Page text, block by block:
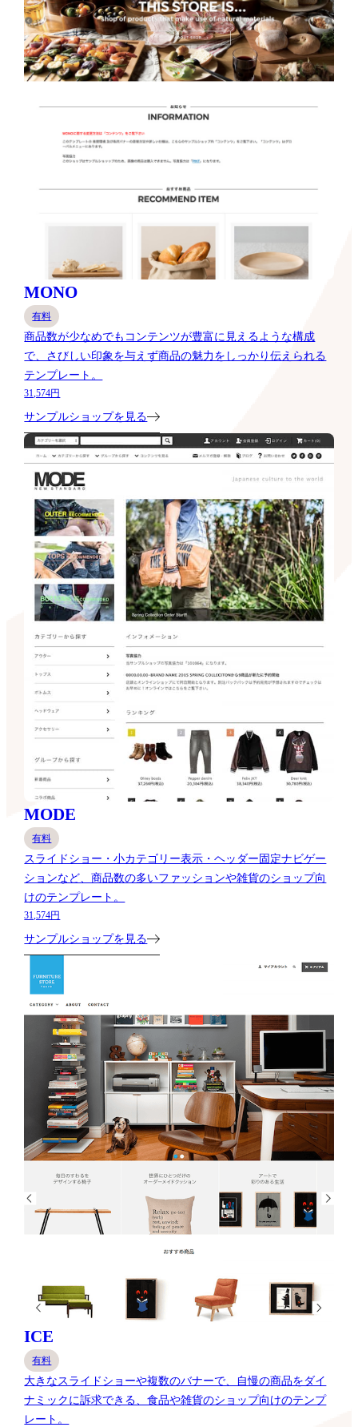
MONO
有料
商品数が少なめでもコンテンツが豊富に見えるような構成
で、さびしい印象を与えず商品の魅力をしっかり伝えられる
テンプレート。
31,574円
サンプルショップを見る
MODE
有料
スライドショー・小カテゴリー表示・ヘッダー固定ナビゲー
ションなど、商品数の多いファッションや雑貨のショップ向
けのテンプレート。
31,574円
サンプルショップを見る
ICE
有料
大きなスライドショーや複数のバナーで、自慢の商品をダイ
ナミックに訴求できる、食品や雑貨のショップ向けのテンプ
レート。